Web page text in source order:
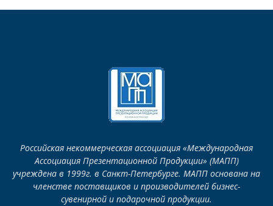
Российская некоммерческая ассоциация «Международная
Ассоциация Презентационной Продукции» (МАПП)
учреждена в 1999г. в Санкт-Петербурге. МАПП основана на
членстве поставщиков и производителей бизнес-
сувенирной и подарочной продукции.